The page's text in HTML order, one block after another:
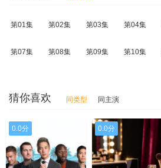
第01集 第02集 第03集 第04集
第07集 第08集 第09集 第10集
猜你喜欢 同类型 同主演
0.0分 0.0分